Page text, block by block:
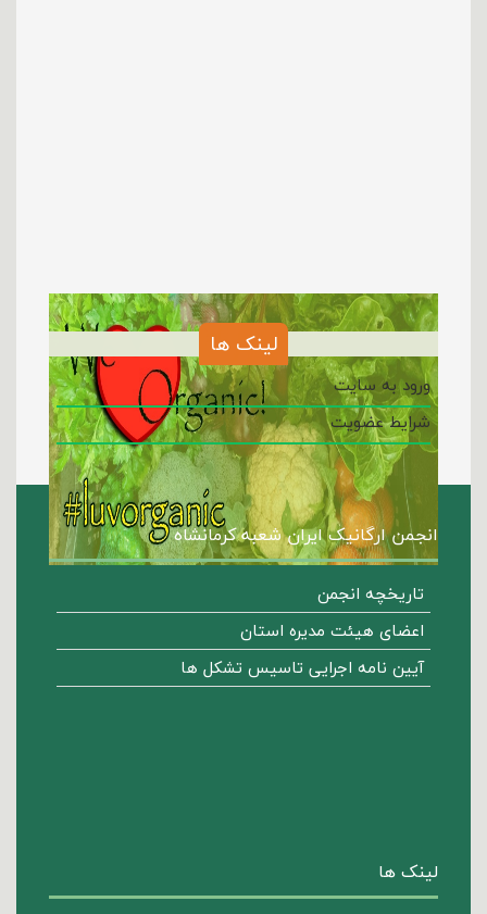
لینک ها
ورود به سایت
شرایط عضویت
انجمن ارگانیک ایران شعبه کرمانشاه
تاریخچه انجمن
اعضای هیئت مدیره استان
آیین نامه اجرایی تاسیس تشکل ها
لینک ها